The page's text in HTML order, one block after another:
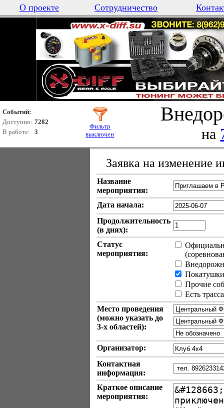
О проекте Сотрудничество
Событий:
Доступно: 7282
В работе:
3
Фильтр
выключен
на
Заявка на изменение
Название
мероприятия:
Дата начала:
Продолжительность
(в днях):
Статус
мероприятия:
Покатушки
Прочие
Есть
Место проведения
(можно указать до
3-х областей):
Организатор:
Контактная
информация:
Краткое описание
мероприятия: